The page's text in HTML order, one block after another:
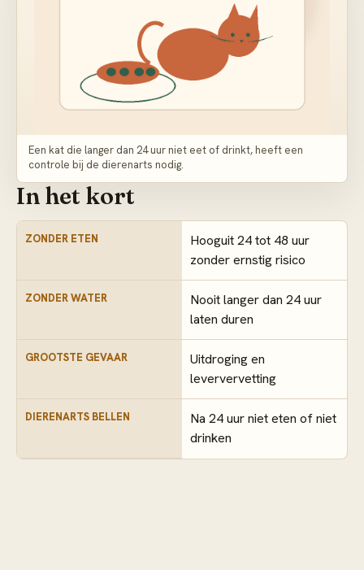
Een kat die langer dan 24 uur niet eet of drinkt, heeft een
controle bij de dierenarts nodig.
In het kort
ZONDER ETEN
Hooguit 24 tot 48 uur
zonder ernstig risico
ZONDER WATER
Nooit langer dan 24 uur
laten duren
GROOTSTE GEVAAR
Uitdroging en
leververvetting
DIERENARTS BELLEN
Na 24 uur niet eten of niet
drinken